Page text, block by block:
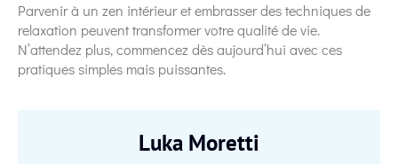
Parvenir à un zen intérieur et embrasser des techniques de
relaxation peuvent transformer votre qualité de vie.
N’attendez plus, commencez dès aujourd’hui avec ces
pratiques simples mais puissantes.
Luka Moretti